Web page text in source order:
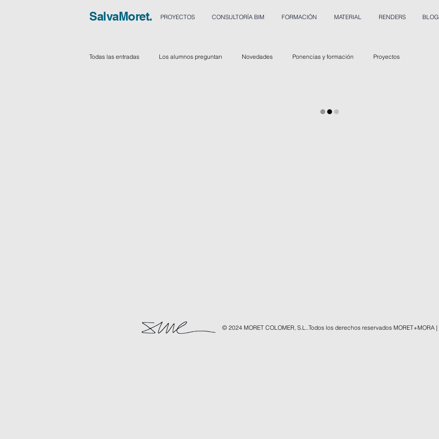
SalvaMoret. PROYECTOS CONSULTORÍA BIM FORMACIÓN MATERIAL RENDERS BLOG
Todas las entradas Los alumnos preguntan Novedades Ponencias y formación Proyectos
© 2024 MORET COLOMER, S.L..Todos los derechos reservados MORET+MORA |